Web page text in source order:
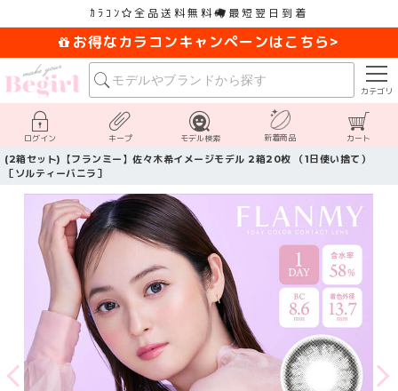
ｶﾗｺﾝ 全品送料無料 最短翌日到着
お得なカラコンキャンペーンはこちら>
カテゴリ
ログイン キープ モデル検索 新着商品 カート
(2箱セット)【フランミー】佐々木希イメージモデル 2箱20枚 （1日使い捨て）
［ソルティーバニラ］